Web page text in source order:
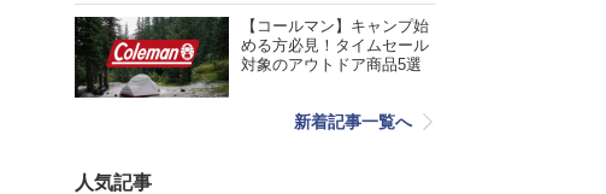
【コールマン】キャンプ始
める方必見！タイムセール
対象のアウトドア商品5選
新着記事一覧へ
人気記事